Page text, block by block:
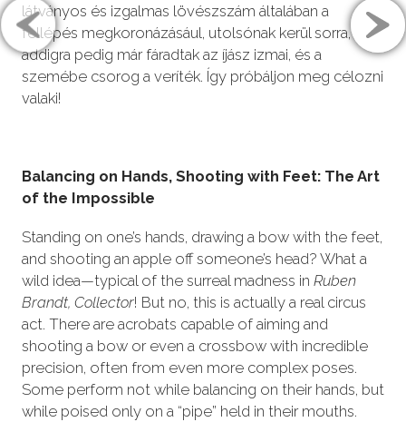
látványos és izgalmas lövészszám általában a
fellépés megkoronázásául, utolsónak kerül sorra,
addigra pedig már fáradtak az íjász izmai, és a
szemébe csorog a veríték. Így próbáljon meg célozni
valaki!
Balancing on Hands, Shooting with Feet: The Art
of the Impossible
Standing on one’s hands, drawing a bow with the feet,
and shooting an apple off someone’s head? What a
wild idea—typical of the surreal madness in Ruben
Brandt, Collector! But no, this is actually a real circus
act. There are acrobats capable of aiming and
shooting a bow or even a crossbow with incredible
precision, often from even more complex poses.
Some perform not while balancing on their hands, but
while poised only on a “pipe” held in their mouths.